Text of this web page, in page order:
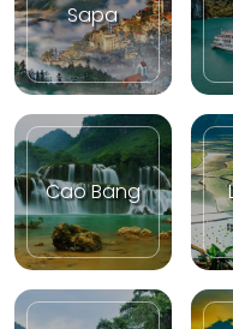
Sapa
Cao Bang